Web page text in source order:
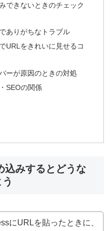
できないときのチェック
ありがちなトラブル
URLをきれいに見せるコ
ーが原因のときの対処
SEOの関係
みするとどうな
にURLを貼ったときに、